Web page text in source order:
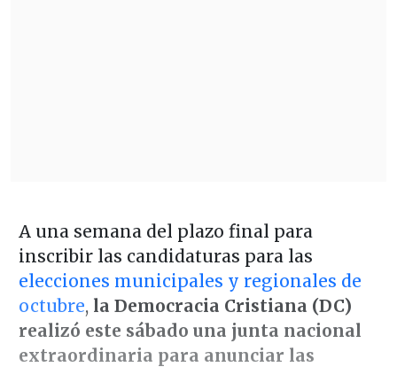
A una semana del plazo final para
inscribir las candidaturas para las
elecciones municipales y regionales de
octubre,la Democracia Cristiana (DC)
realizó este sábado una junta nacional
extraordinaria para anunciar las